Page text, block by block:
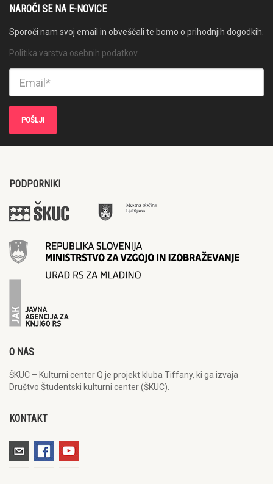
NAROČI SE NA E-NOVICE
Sporoči nam svoj email in obveščali te bomo o prihodnjih dogodkih.
Politika varstva osebnih podatkov
PODPORNIKI
O NAS
ŠKUC – Kulturni center Q je projekt kluba Tiffany, ki ga izvaja
Društvo Študentski kulturni center (ŠKUC).
KONTAKT